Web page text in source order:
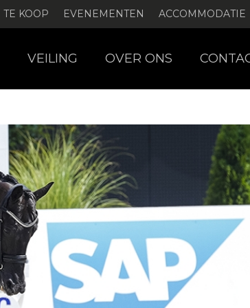
TE KOOP EVENEMENTEN ACCOMMODATIE
VEILING OVER ONS